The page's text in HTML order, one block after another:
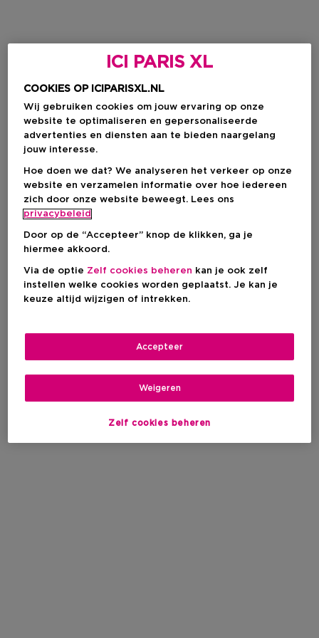
ICI PARIS XL
COOKIES OP ICIPARISXL.NL
Wij gebruiken cookies om jouw ervaring op onze
website te optimaliseren en gepersonaliseerde
advertenties en diensten aan te bieden naargelang
jouw interesse.
Hoe doen we dat? We analyseren het verkeer op onze
website en verzamelen informatie over hoe iedereen
zich door onze website beweegt. Lees ons
privacybeleid
Door op de “Accepteer” knop de klikken, ga je
hiermee akkoord.
Via de optie Zelf cookies beheren kan je ook zelf
instellen welke cookies worden geplaatst. Je kan je
keuze altijd wijzigen of intrekken.
Zelf cookies beheren
Weigeren
Accepteer